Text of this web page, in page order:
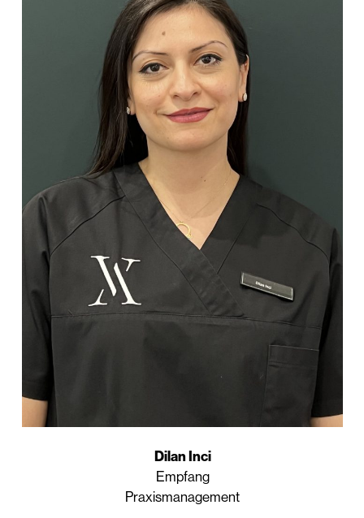
Dilan Inci
Empfang
Praxismanagement